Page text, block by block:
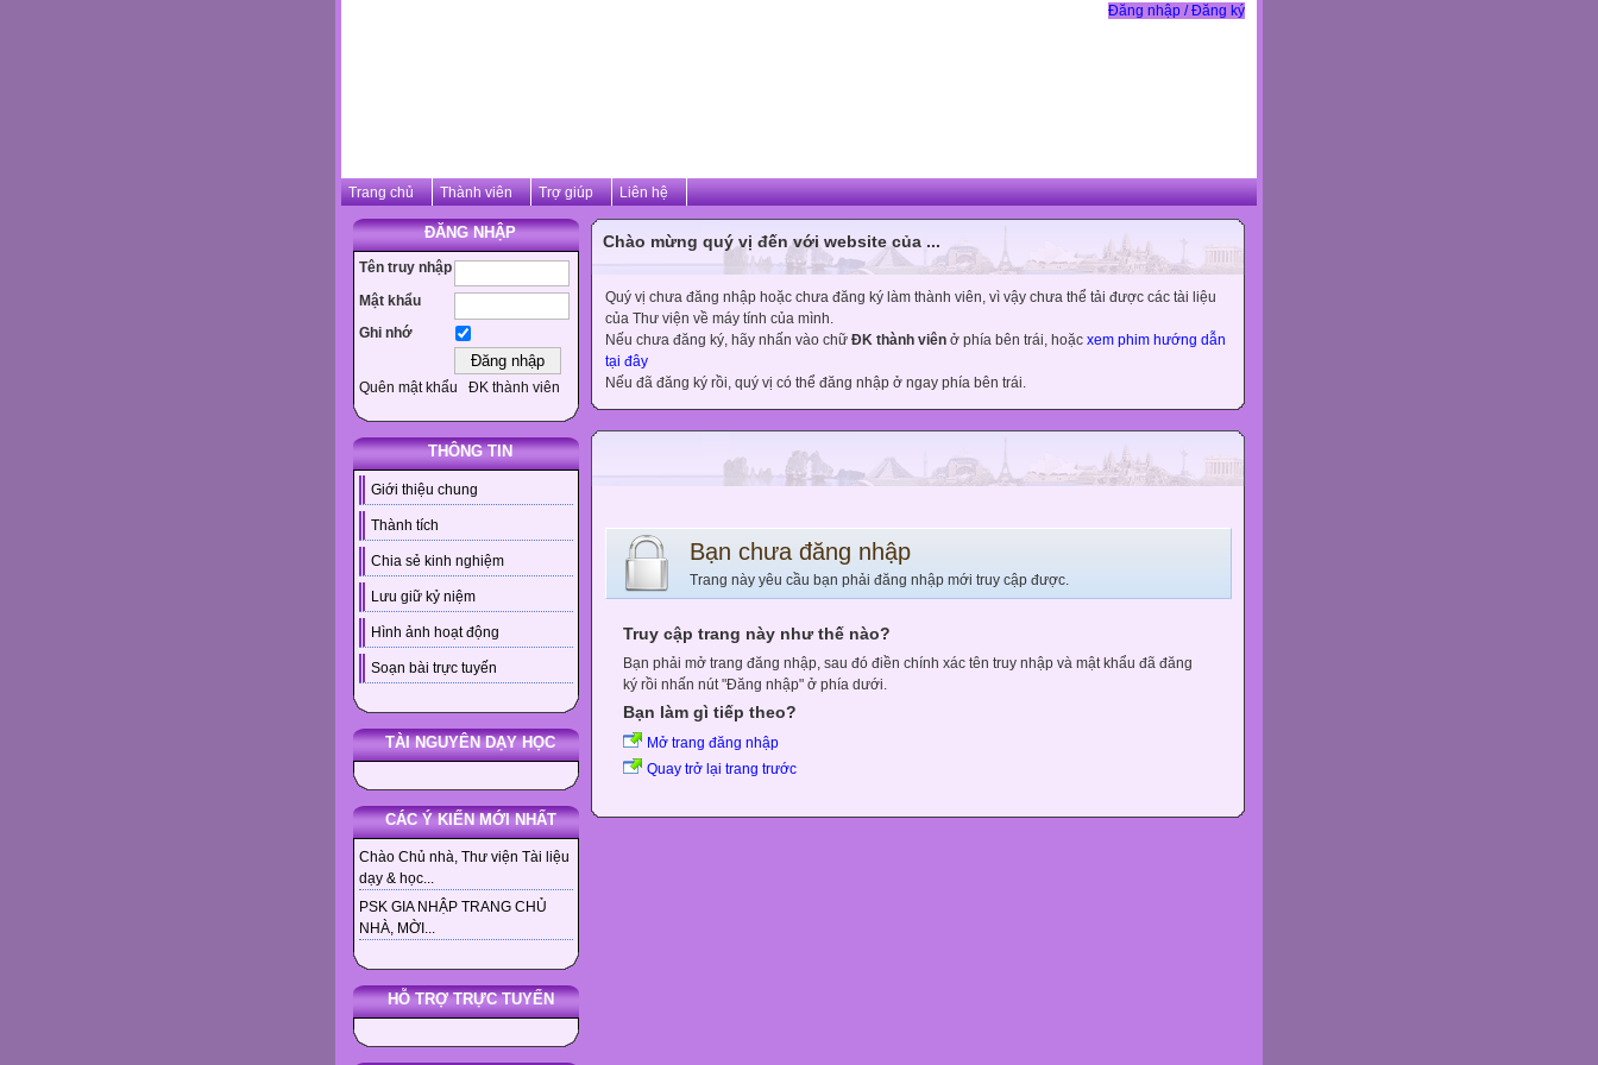
Đăng nhập / Đăng ký
Trang chủ Thành viên Trợ giúp Liên hệ
ĐĂNG NHẬP
Tên truy nhập
Mật khẩu
Ghi nhớ
Quên mật khẩu ĐK thành viên
THÔNG TIN
Giới thiệu chung
Thành tích
Chia sẻ kinh nghiệm
Lưu giữ kỷ niệm
Hình ảnh hoạt động
Soạn bài trực tuyến
TÀI NGUYÊN DẠY HỌC
CÁC Ý KIẾN MỚI NHẤT
Chào Chủ nhà, Thư viện Tài liệu
dạy & học...
PSK GIA NHẬP TRANG CHỦ
NHÀ, MỜI...
HỖ TRỢ TRỰC TUYẾN
Chào mừng quý vị đến với website của ...
Quý vị chưa đăng nhập hoặc chưa đăng ký làm thành viên, vì vậy chưa thể tải được các tài liệu
của Thư viện về máy tính của mình.
Nếu chưa đăng ký, hãy nhấn vào chữ ĐK thành viên ở phía bên trái, hoặc xem phim hướng dẫn
tại đây
Nếu đã đăng ký rồi, quý vị có thể đăng nhập ở ngay phía bên trái.
Bạn chưa đăng nhập
Trang này yêu cầu bạn phải đăng nhập mới truy cập được.
Truy cập trang này như thế nào?
Bạn phải mở trang đăng nhập, sau đó điền chính xác tên truy nhập và mật khẩu đã đăng
ký rồi nhấn nút "Đăng nhập" ở phía dưới.
Bạn làm gì tiếp theo?
Mở trang đăng nhập
Quay trở lại trang trước